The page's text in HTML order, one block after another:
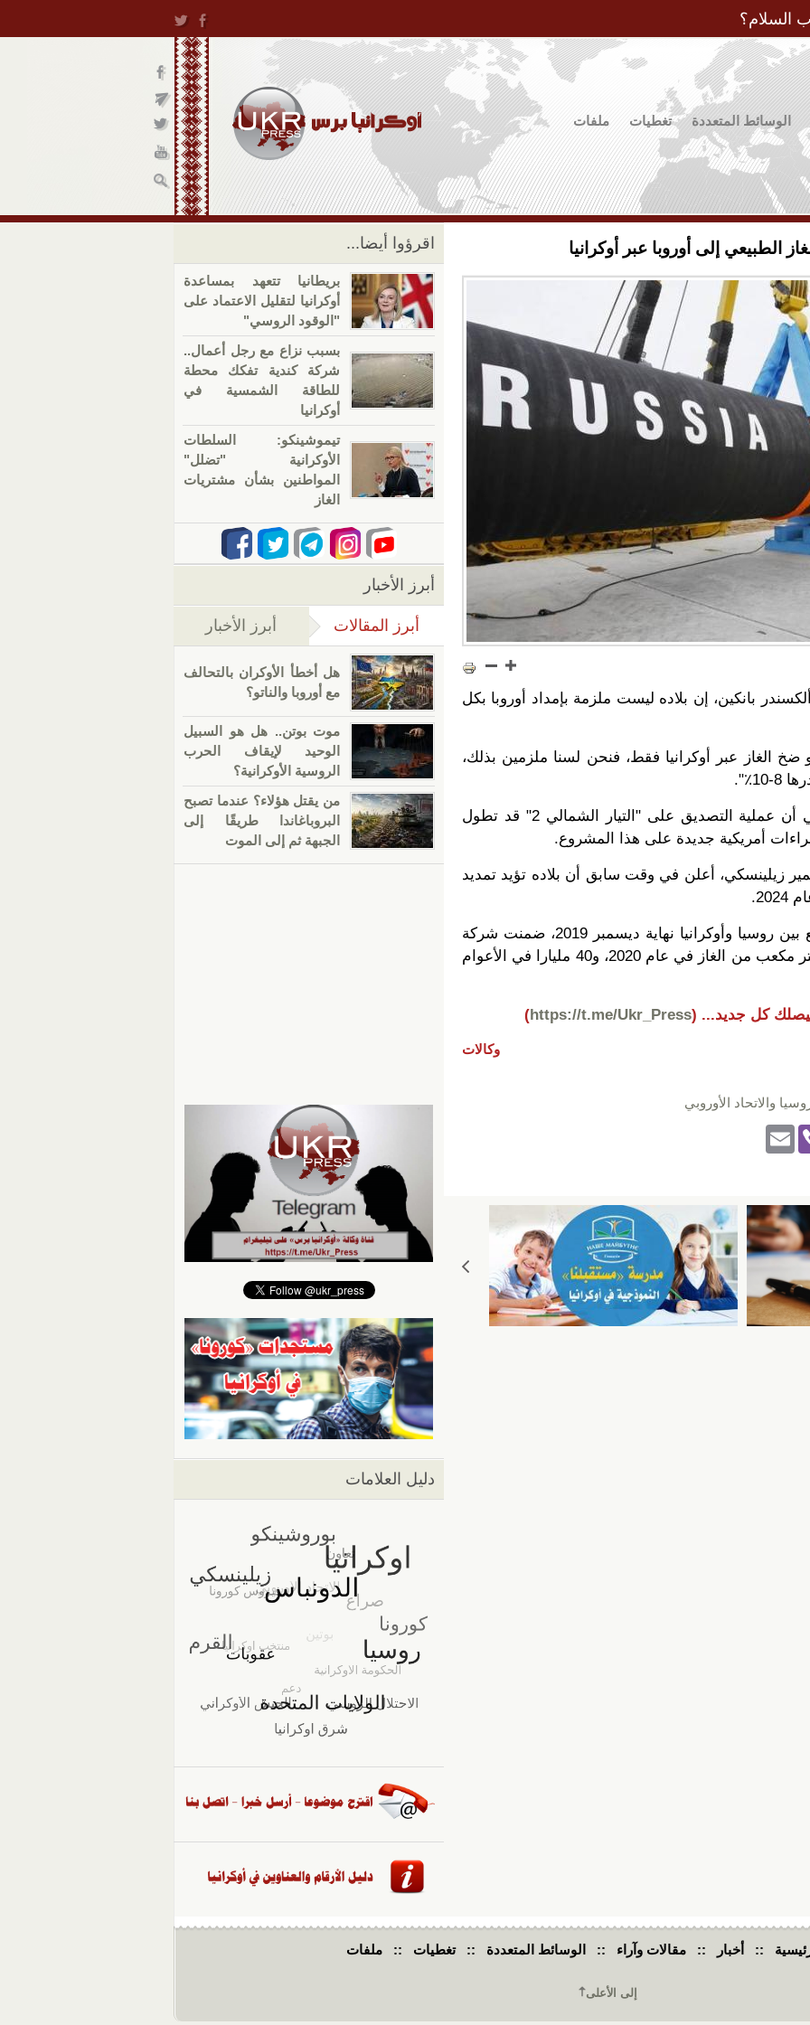
السلام؟
الوسائط المتعددة تغطيات ملفات
الطبيعي إلى أوروبا عبر أوكرانيا
بانكين، إن بلاده ليست ملزمة بإمداد أوروبا بكل
الغاز عبر أوكرانيا فقط، فنحن لسنا ملزمين بذلك،
وتوقع نائب وزير الخارجية الروسي أن عملية التصديق على "التيار الشمالي 2" قد تطول
أمريكية جديدة على هذا المشروع.
زيلينسكي، أعلن في وقت سابق أن بلاده تؤيد تمديد
وبحسب عقد ترانزيت الغاز الموقع بين روسيا وأوكرانيا نهاية ديسمبر 2019، ضمنت شركة
"غازبروم" الروسية ضخ 65 مليار متر مكعب من الغاز في عام 2020، و40 مليارا في الأعوام
كل جديد... (
https://t.me/Ukr_Press
)
وكالات
والاتحاد الأوروبي
Vi
اقرؤوا أيضا...
بريطانيا تتعهد بمساعدة
أوكرانيا لتقليل الاعتماد على
"الوقود الروسي"
بسبب نزاع مع رجل أعمال..
شركة كندية تفكك محطة
للطاقة الشمسية في
أوكرانيا
تيموشينكو: السلطات
الأوكرانية "تضلل"
المواطنين بشأن مشتريات
الغاز
أبرز الأخبار
أبرز المقالات (علامة التبويب النشطة)
أبرز الأخبار
هل أخطأ الأوكران بالتحالف
مع أوروبا والناتو؟
موت بوتن.. هل هو السبيل
الوحيد لإيقاف الحرب
الروسية الأوكرانية؟
من يقتل هؤلاء؟ عندما تصبح
البروباغاندا طريقًا إلى
الجبهة ثم إلى الموت
دليل العلامات
:: أخبار :: مقالات وآراء :: الوسائط المتعددة :: تغطيات :: ملفات
إلى الأعلى